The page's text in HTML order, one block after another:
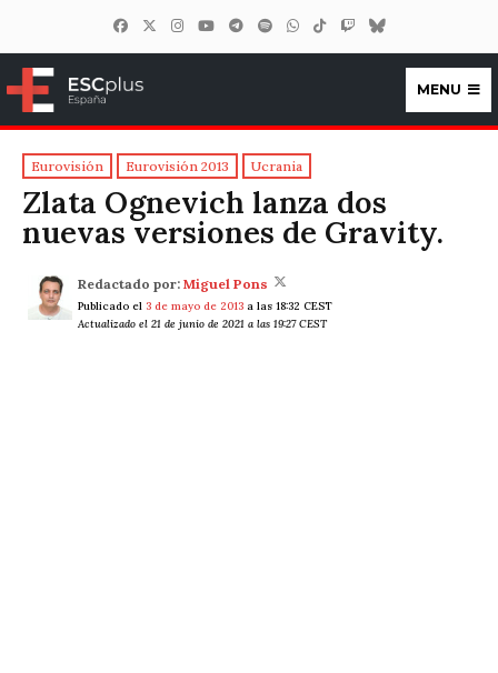
ESCplus España
MENU
Eurovisión Eurovisión 2013 Ucrania
Zlata Ognevich lanza dos
nuevas versiones de Gravity.
Redactado por: Miguel Pons
Publicado el 3 de mayo de 2013 a las 18:32 CEST
Actualizado el 21 de junio de 2021 a las 19:27 CEST